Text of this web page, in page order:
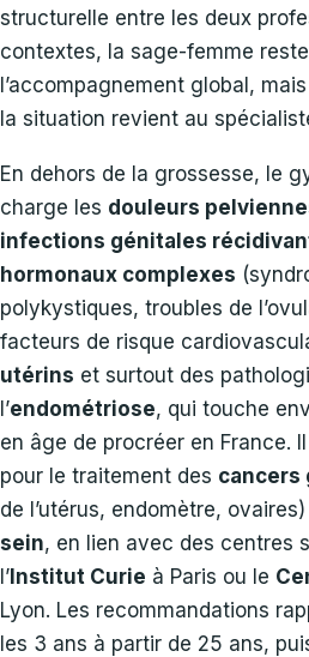
structurelle entre les deux
contextes, la sage-femme
l’accompagnement global,
la situation revient au
En dehors de la grossesse, le
charge les douleurs
infections génitales
hormonaux complexes
polykystiques, troubles de
facteurs de risque
utérins et surtout des
l’endométriose, qui touche
en âge de procréer en France.
pour le traitement des cancers
de l’utérus, endomètre,
sein, en lien avec des centres
l’Institut Curie à Paris ou le
Lyon. Les recommandations
les 3 ans à partir de 25 ans,